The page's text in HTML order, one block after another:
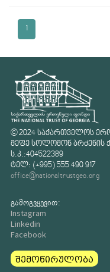
1
© 2024 საქართველოს
მეფე სოლომონ ბრძენის
ს.კ.:404522389
ტელ: (+995) 555 490 917
office@nationaltrustgeo.org
გამოგვყევით:
Instagram
Linkedin
Facebook
შემოწირულობა